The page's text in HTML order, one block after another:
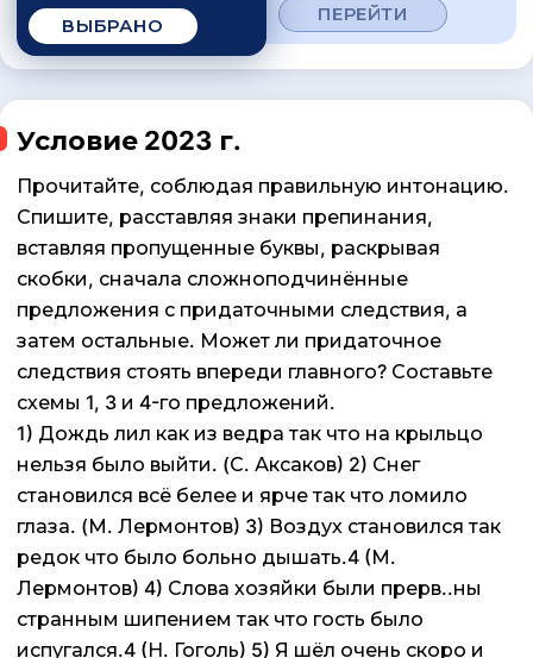
ВЫБРАНО
ПЕРЕЙТИ
Условие 2023 г.
Прочитайте, соблюдая правильную интонацию.
Спишите, расставляя знаки препинания,
вставляя пропущенные буквы, раскрывая
скобки, сначала сложноподчинённые
предложения с придаточными следствия, а
затем остальные. Может ли придаточное
следствия стоять впереди главного? Составьте
схемы 1, 3 и 4-го предложений.
1) Дождь лил как из ведра так что на крыльцо
нельзя было выйти. (С. Аксаков) 2) Снег
становился всё белее и ярче так что ломило
глаза. (М. Лермонтов) 3) Воздух становился так
редок что было больно дышать.4 (М.
Лермонтов) 4) Слова хозяйки были прерв..ны
странным шипением так что гость было
испугался.4 (Н. Гоголь) 5) Я шёл очень скоро и